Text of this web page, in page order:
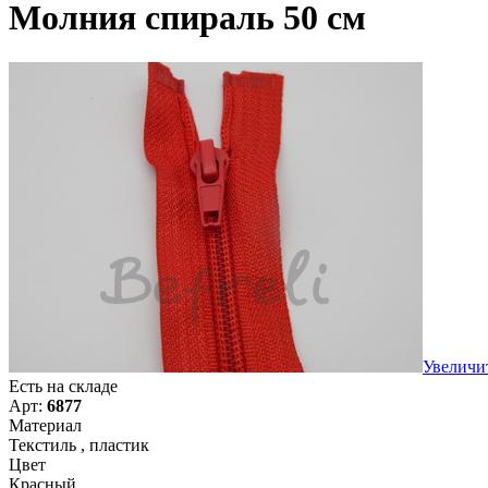
Молния спираль 50 см
Есть на складе
Арт: 6877
Материал
Текстиль , пластик
Цвет
Красный